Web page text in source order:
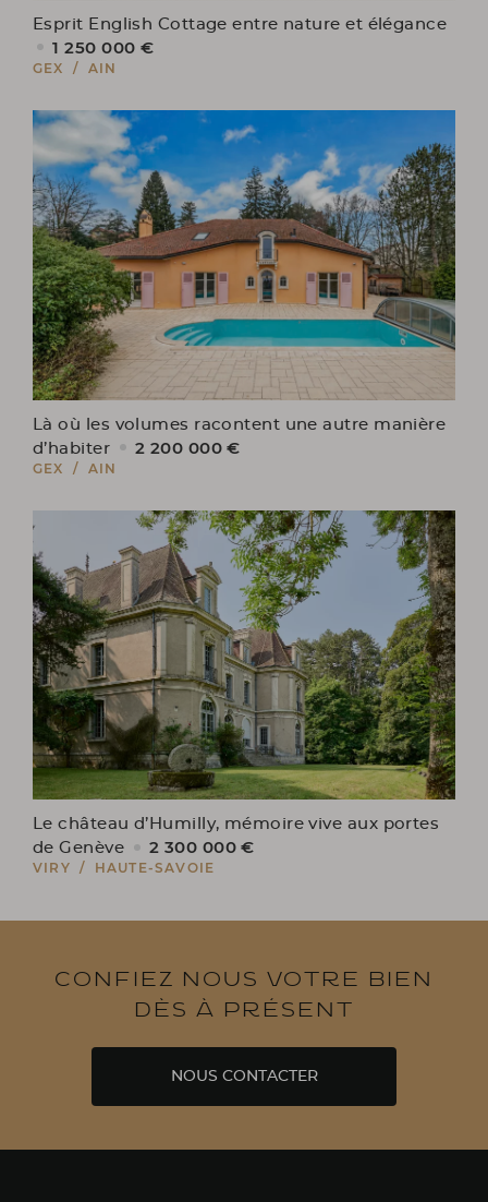
Esprit English Cottage entre nature et élégance
1 250 000 €
GEX / AIN
Là où les volumes racontent une autre manière
d’habiter
2 200 000 €
GEX / AIN
Le château d’Humilly, mémoire vive aux portes
de Genève
2 300 000 €
VIRY / HAUTE-SAVOIE
Confiez nous votre bien
dès à présent
NOUS CONTACTER